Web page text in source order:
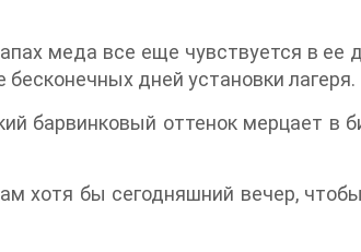
меда все еще чувствуется в ее
дней установки лагеря.
барвинковый оттенок мерцает в
хотя бы сегодняшний вечер,